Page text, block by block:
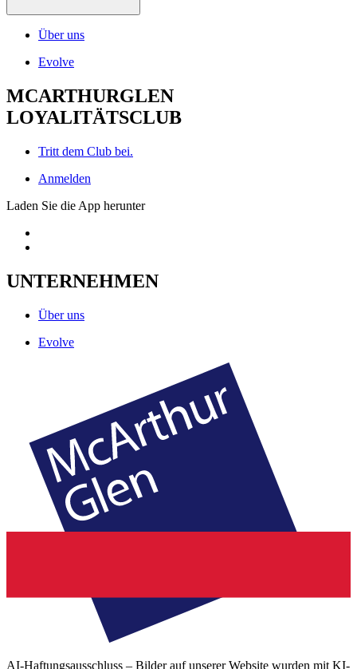
Über uns
Evolve
MCARTHURGLEN
LOYALITÄTSCLUB
Tritt dem Club bei.
Anmelden
Laden Sie die App herunter
UNTERNEHMEN
Über uns
Evolve
AI-Haftungsausschluss – Bilder auf unserer Website wurden mit KI-